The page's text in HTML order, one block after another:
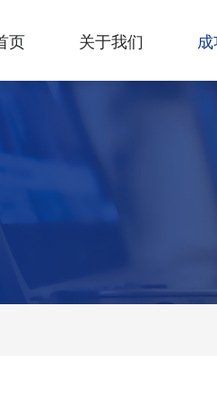
页 关于我们